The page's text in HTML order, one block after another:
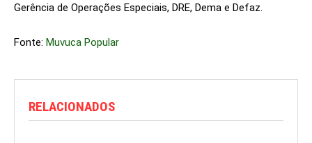
Gerência de Operações Especiais, DRE, Dema e Defaz.
Fonte: Muvuca Popular
RELACIONADOS